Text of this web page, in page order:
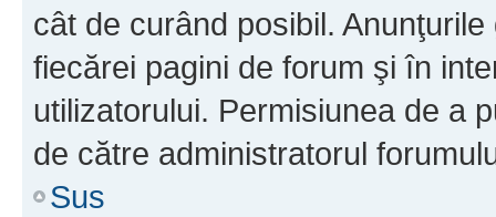
cât de curând posibil.
fiecărei pagini de forum şi în
utilizatorului. Permisiunea de a
de către administratorul
Sus